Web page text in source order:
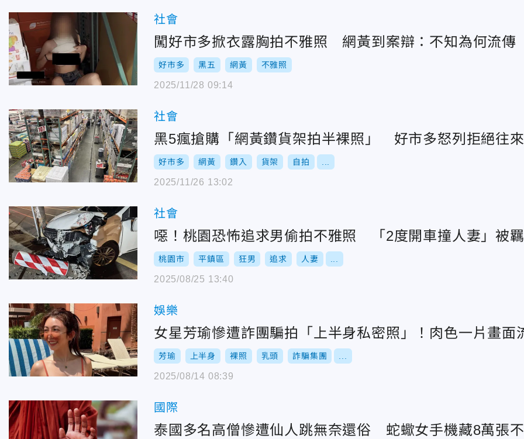
社會
闖好市多掀衣露胸拍不雅照 網黃到案辯：不知為何流傳
好市多 黑五 網黃 不雅照
2025/11/28 09:14
社會
黑5瘋搶購「網黃鑽貨架拍半裸照」 好市多怒列拒絕往
好市多 網黃 鑽入 貨架 自拍
2025/11/26 13:02
社會
噁！桃園恐怖追求男偷拍不雅照 「2度開車撞人妻」被
桃園市 平鎮區 狂男 追求 人妻
2025/08/25 13:40
娛樂
女星芳瑜慘遭詐團騙拍「上半身私密照」！肉色一片畫面
芳瑜 上半身 裸照 乳頭 詐騙集團
2025/08/14 08:39
國際
泰國多名高僧慘遭仙人跳無奈還俗 蛇蠍女手機藏8萬張